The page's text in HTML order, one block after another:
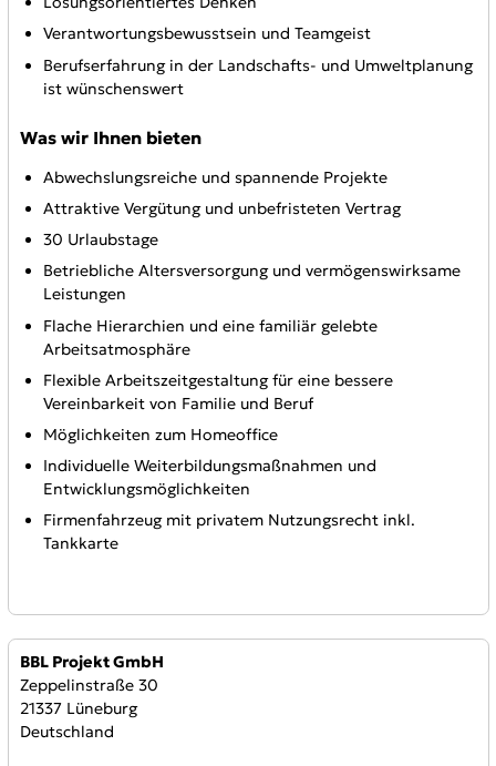
Verantwortungsbewusstsein und Teamgeist
Berufserfahrung in der Landschafts- und Umweltplanung
ist wünschenswert
Was wir Ihnen bieten
Abwechslungsreiche und spannende Projekte
Attraktive Vergütung und unbefristeten Vertrag
30 Urlaubstage
Betriebliche Altersversorgung und vermögenswirksame
Leistungen
Flache Hierarchien und eine familiär gelebte
Arbeitsatmosphäre
Flexible Arbeitszeitgestaltung für eine bessere
Vereinbarkeit von Familie und Beruf
Möglichkeiten zum Homeoffice
Individuelle Weiterbildungsmaßnahmen und
Entwicklungsmöglichkeiten
Firmenfahrzeug mit privatem Nutzungsrecht inkl.
Tankkarte
Anbieter:
BBL Projekt GmbH
Zeppelinstraße 30
21337 Lüneburg
Deutschland